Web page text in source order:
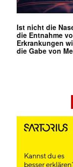
Ist nicht die
die Entnahme
Erkrankungen
die Gabe von